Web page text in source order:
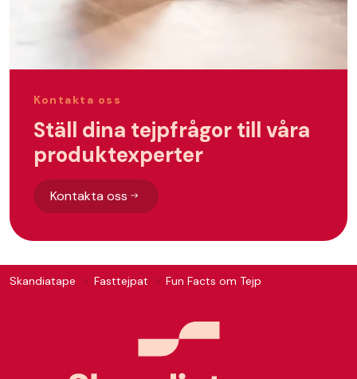
Kontakta oss
Ställ dina tejpfrågor till våra
produktexperter
Kontakta oss
Skandiatape Fasttejpat Fun Facts om Tejp